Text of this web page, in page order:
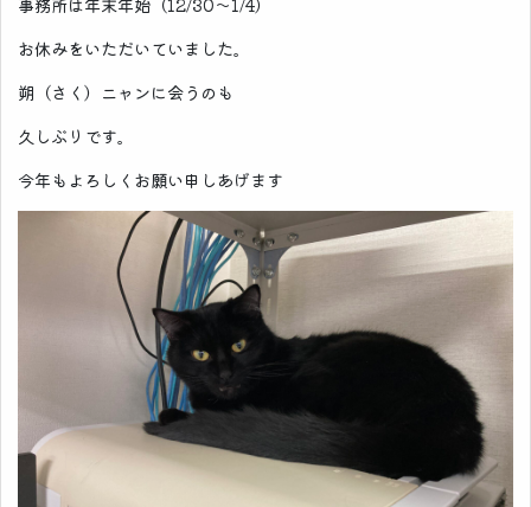
お休みをいただいていました。
朔（さく）ニャンに会うのも
久しぶりです。
今年もよろしくお願い申しあげます